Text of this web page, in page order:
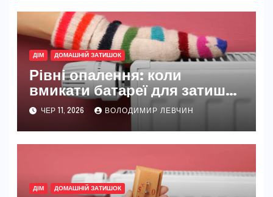
ДІМ ДОМАШНІЙ ЗАТИШОК
Рівні опалення: коли
вмикати батареї для затишку
та розумної економії
ЧЕР 11, 2026 ВОЛОДИМИР ЛЕВЧИН
ДІМ ДОМАШНІЙ ЗАТИШОК